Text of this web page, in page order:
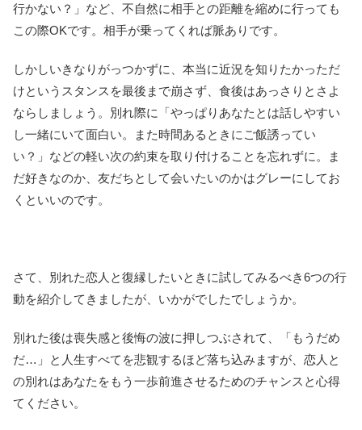
行かない？」など、不自然に相手との距離を縮めに行っても
この際OKです。相手が乗ってくれば脈ありです。
しかしいきなりがっつかずに、本当に近況を知りたかっただ
けというスタンスを最後まで崩さず、食後はあっさりとさよ
ならしましょう。別れ際に「やっぱりあなたとは話しやすい
し一緒にいて面白い。また時間あるときにご飯誘ってい
い？」などの軽い次の約束を取り付けることを忘れずに。ま
だ好きなのか、友だちとして会いたいのかはグレーにしてお
くといいのです。
さて、別れた恋人と復縁したいときに試してみるべき6つの行
動を紹介してきましたが、いかがでしたでしょうか。
別れた後は喪失感と後悔の波に押しつぶされて、「もうだめ
だ…」と人生すべてを悲観するほど落ち込みますが、恋人と
の別れはあなたをもう一歩前進させるためのチャンスと心得
てください。